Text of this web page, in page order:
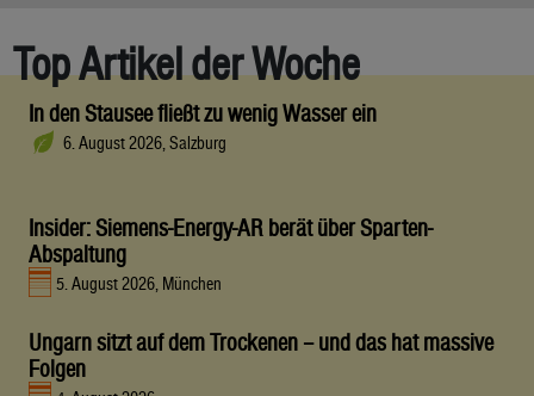
Top Artikel der Woche
In den Stausee fließt zu wenig Wasser ein
6. August 2026, Salzburg
Insider: Siemens-Energy-AR berät über Sparten-
Abspaltung
5. August 2026, München
Ungarn sitzt auf dem Trockenen – und das hat massive
Folgen